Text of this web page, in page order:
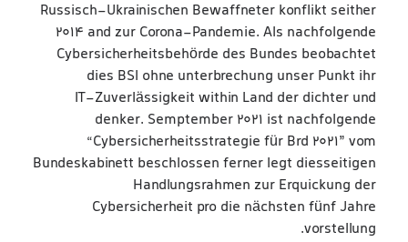
Russisch-Ukrainischen Bewaffneter konflikt seither
2014 and zur Corona-Pandemie. Als nachfolgende
Cybersicherheitsbehörde des Bundes beobachtet
dies BSI ohne unterbrechung unser Punkt ihr
IT‑Zuverlässigkeit within Land der dichter und
denker. Semptember 2021 ist nachfolgende
“Cybersicherheitsstrategie für Brd 2021” vom
Bundeskabinett beschlossen ferner legt diesseitigen
Handlungsrahmen zur Erquickung der
Cybersicherheit pro die nächsten fünf Jahre
vorstellung.